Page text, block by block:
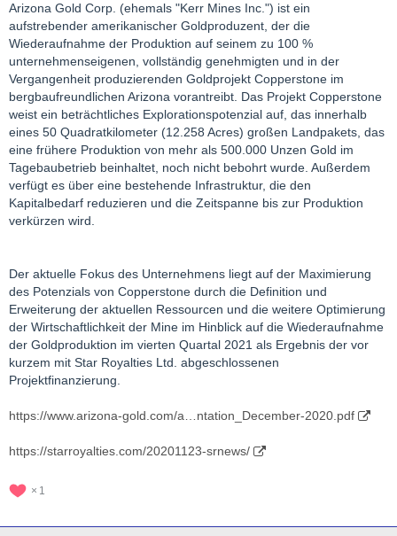
Arizona Gold Corp. (ehemals "Kerr Mines Inc.") ist ein
aufstrebender amerikanischer Goldproduzent, der die
Wiederaufnahme der Produktion auf seinem zu 100 %
unternehmenseigenen, vollständig genehmigten und in der
Vergangenheit produzierenden Goldprojekt Copperstone im
bergbaufreundlichen Arizona vorantreibt. Das Projekt Copperstone
weist ein beträchtliches Explorationspotenzial auf, das innerhalb
eines 50 Quadratkilometer (12.258 Acres) großen Landpakets, das
eine frühere Produktion von mehr als 500.000 Unzen Gold im
Tagebaubetrieb beinhaltet, noch nicht bebohrt wurde. Außerdem
verfügt es über eine bestehende Infrastruktur, die den
Kapitalbedarf reduzieren und die Zeitspanne bis zur Produktion
verkürzen wird.
Der aktuelle Fokus des Unternehmens liegt auf der Maximierung
des Potenzials von Copperstone durch die Definition und
Erweiterung der aktuellen Ressourcen und die weitere Optimierung
der Wirtschaftlichkeit der Mine im Hinblick auf die Wiederaufnahme
der Goldproduktion im vierten Quartal 2021 als Ergebnis der vor
kurzem mit Star Royalties Ltd. abgeschlossenen
Projektfinanzierung.
https://www.arizona-gold.com/a…ntation_December-2020.pdf
https://starroyalties.com/20201123-srnews/
1